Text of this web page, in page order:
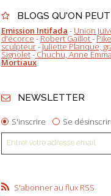
BLOGS QU'ON
Emission Intifada - Union
d'écorce-Robert Gaillot-
sculpteur-Juliette Planque,
Signolet-Chuchu, Anne
Mortiaux
NEWSLETTER
S'inscrire Se
S'abonner au flux RSS